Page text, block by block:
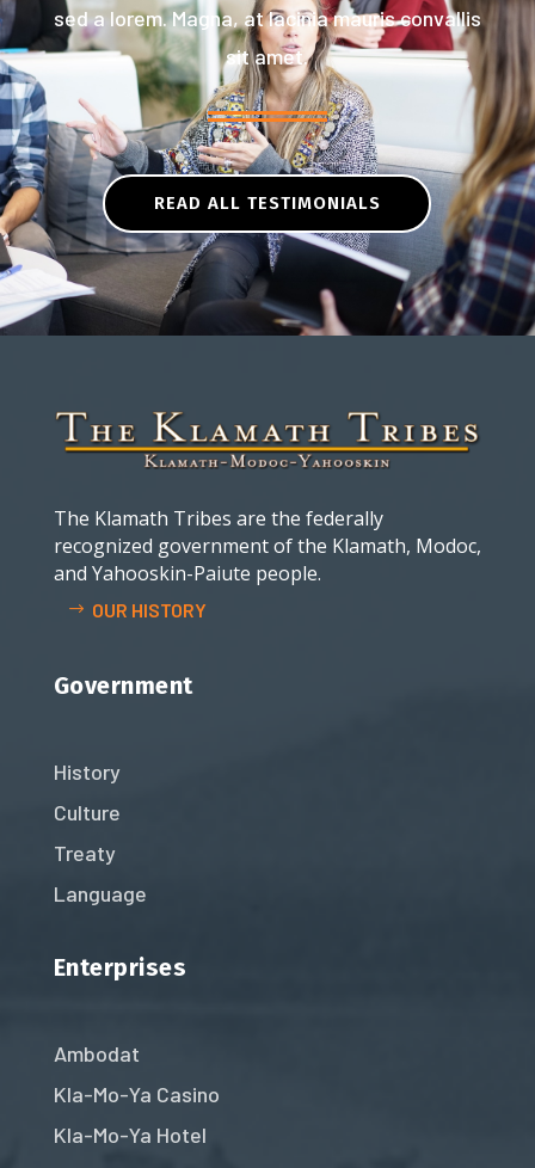
sed a lorem. Magna, at lacinia mauris convallis
sit amet.
READ ALL TESTIMONIALS
The Klamath Tribes are the federally
recognized government of the Klamath, Modoc,
and Yahooskin-Paiute people.
OUR HISTORY
Government
History
Culture
Treaty
Language
Enterprises
Ambodat
Kla-Mo-Ya Casino
Kla-Mo-Ya Hotel